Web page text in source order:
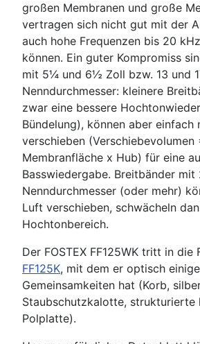
großen Membranen und große
vertragen sich nicht gut mit der
auch hohe Frequenzen bis 20
können. Ein guter Kompromiss
mit 5¼ und 6½ Zoll bzw. 13 und
Nenndurchmesser: kleinere
zwar eine bessere
Bündelung), können aber einfach
verschieben (Verschiebevolumen
Membranfläche x Hub) für eine
Basswiedergabe. Breitbänder mit
Nenndurchmesser (oder mehr)
Luft verschieben, schwächeln
Hochtonbereich.
Der FOSTEX FF125WK tritt in die
FF125K, mit dem er optisch einige
Gemeinsamkeiten hat (Korb,
Staubschutzkalotte, strukturierte
Polplatte).